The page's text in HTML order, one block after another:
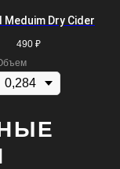
Meduim Dry Cider
490 ₽